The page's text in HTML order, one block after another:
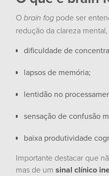
O brain fog pode ser
redução da clareza
dificuldade de
lapsos de memória;
lentidão no
sensação de confusão
baixa produtividade
Importante destacar que
mas de um sinal clínico